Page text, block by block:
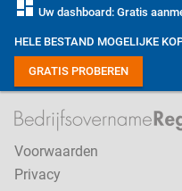
dashboard Uw dashboard: Gratis
HELE BESTAND MOGELIJKE
GRATIS PROBEREN
Voorwaarden
Privacy